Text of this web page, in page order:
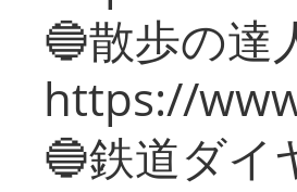
🔵散歩の達
https://
🔵鉄道ダイ